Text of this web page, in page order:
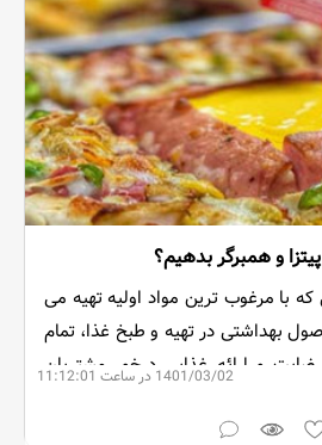
و همبرگر بدهیم؟
1401/03/02 در ساعت 11:12:01
که با مرغوب ترین مواد اولیه تهیه می
بهداشتی در تهیه و طبخ غذا، تمام
و ارائه غذایی درخور مشتریان